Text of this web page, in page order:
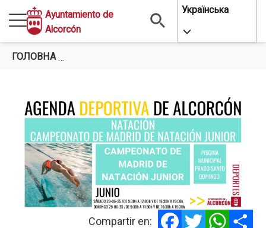
Перейти
до
основного
вмісту
Ayuntamiento de
Alcorcón
Українська
Toggle
ГОЛОВНА
Compartir en:
Facebook
Twitter